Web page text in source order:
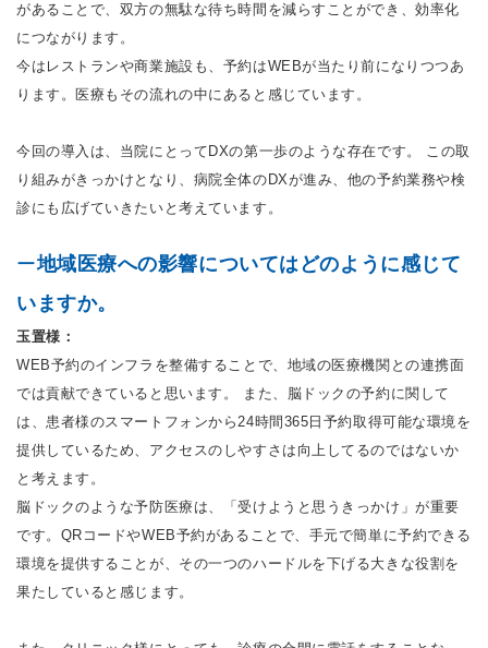
があることで、双方の無駄な待ち時間を減らすことができ、効率化
につながります。
今はレストランや商業施設も、予約はWEBが当たり前になりつつあ
ります。医療もその流れの中にあると感じています。
今回の導入は、当院にとってDXの第一歩のような存在です。 この取
り組みがきっかけとなり、病院全体のDXが進み、他の予約業務や検
診にも広げていきたいと考えています。
ー地域医療への影響についてはどのように感じて
いますか。
玉置様：
WEB予約のインフラを整備することで、地域の医療機関との連携面
では貢献できていると思います。 また、脳ドックの予約に関して
は、患者様のスマートフォンから24時間365日予約取得可能な環境を
提供しているため、アクセスのしやすさは向上してるのではないか
と考えます。
脳ドックのような予防医療は、「受けようと思うきっかけ」が重要
です。QRコードやWEB予約があることで、手元で簡単に予約できる
環境を提供することが、その一つのハードルを下げる大きな役割を
果たしていると感じます。